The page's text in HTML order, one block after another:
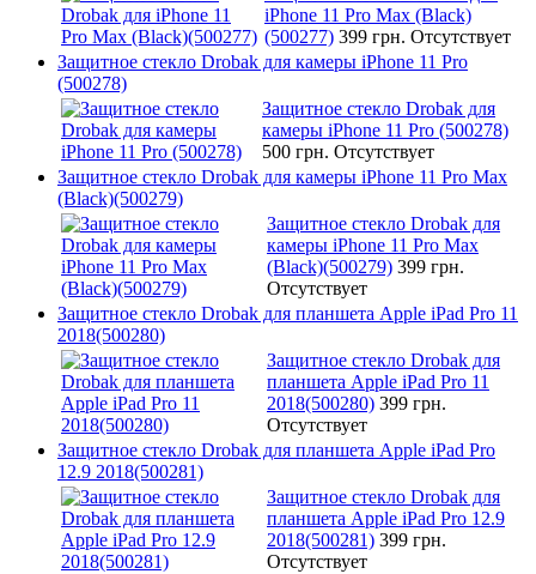
iPhone 11 Pro Max (Black)
(500277) 399 грн. Отсутствует
Защитное стекло Drobak для камеры iPhone 11 Pro
(500278)
Защитное стекло Drobak для
камеры iPhone 11 Pro (500278)
500 грн. Отсутствует
Защитное стекло Drobak для камеры iPhone 11 Pro Max
(Black)(500279)
Защитное стекло Drobak для
камеры iPhone 11 Pro Max
(Black)(500279) 399 грн.
Отсутствует
Защитное стекло Drobak для планшета Apple iPad Pro 11
2018(500280)
Защитное стекло Drobak для
планшета Apple iPad Pro 11
2018(500280) 399 грн.
Отсутствует
Защитное стекло Drobak для планшета Apple iPad Pro
12.9 2018(500281)
Защитное стекло Drobak для
планшета Apple iPad Pro 12.9
2018(500281) 399 грн.
Отсутствует